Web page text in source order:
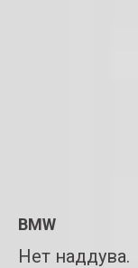
BMW
Нет наддува.